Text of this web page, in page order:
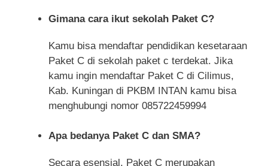
Gimana cara ikut sekolah Paket C?
Kamu bisa mendaftar pendidikan kesetaraan
Paket C di sekolah paket c terdekat. Jika
kamu ingin mendaftar Paket C di Cilimus,
Kab. Kuningan di PKBM INTAN kamu bisa
menghubungi nomor 085722459994
Apa bedanya Paket C dan SMA?
Secara esensial, Paket C merupakan